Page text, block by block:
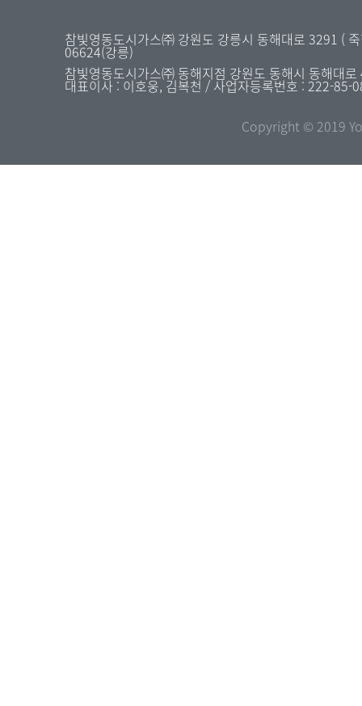
참빛영동도시가스㈜ 강원도 강릉시 동해대로 3291 (
06624(강릉)
참빛영동도시가스㈜ 동해지점 강원도 동해시 동해대
대표이사 : 이호웅, 김복천 / 사업자등록번호 : 222-85-
Copyright © 2019